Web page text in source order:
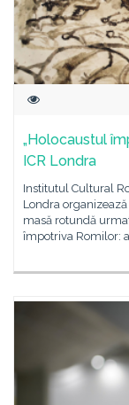
„Holocaustul
ICR Londra
Institutul Cultural
Londra
masă rotundă
împotriva Romilor: